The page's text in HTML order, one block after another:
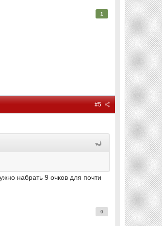
1
#5
набрать 9 очков для почти
0